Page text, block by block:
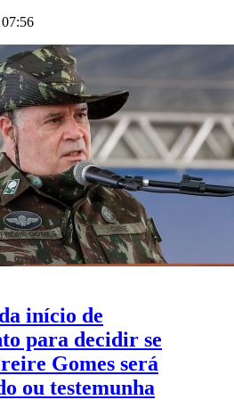
início de
para decidir se
Gomes será
ou testemunha